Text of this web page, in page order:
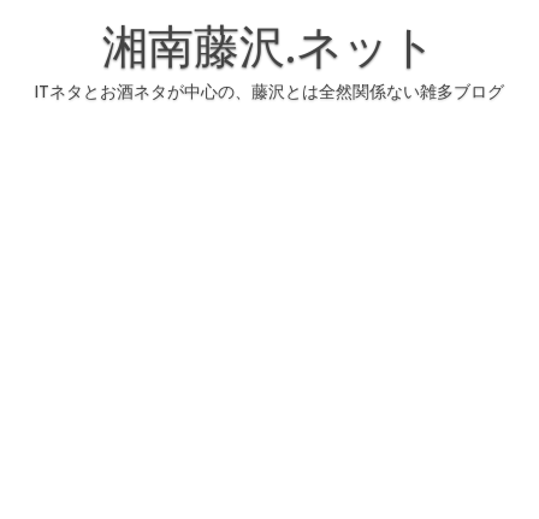
湘南藤沢.ネット
ITネタとお酒ネタが中心の、藤沢とは全然関係ない雑多ブログ